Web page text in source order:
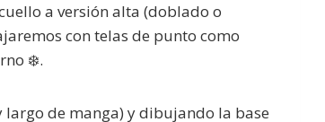
a versión alta (doblado o
con telas de punto como
❄️.
de manga) y dibujando la base